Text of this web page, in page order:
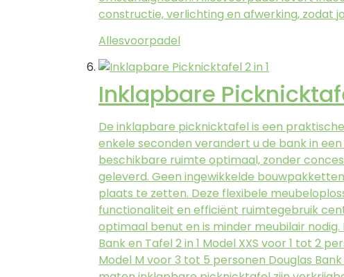
constructie, verlichting en afwerking, zodat
Allesvoorpadel
Inklapbare
De inklapbare picknicktafel is een
enkele seconden verandert u de bank in
beschikbare ruimte optimaal, zonder
geleverd. Geen ingewikkelde
plaats te zetten. Deze flexibele
functionaliteit en efficiënt ruimtegebruik
optimaal benut en is minder meubilair nodig.
Bank en Tafel 2 in 1 Model XXS voor 1 tot 2
Model M voor 3 tot 5 personen Douglas